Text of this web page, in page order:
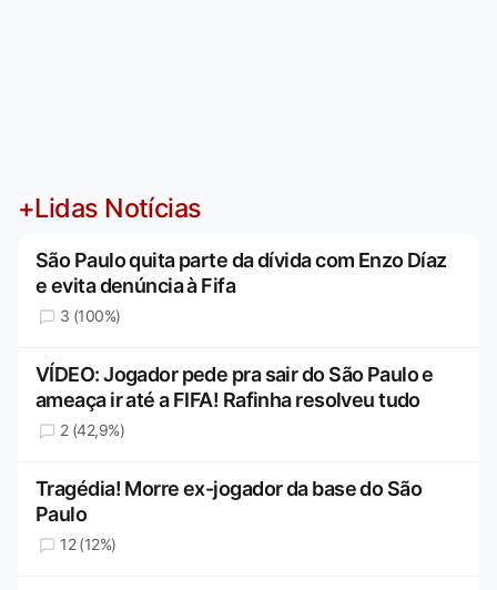
+Lidas Notícias
São Paulo quita parte da dívida com Enzo Díaz
e evita denúncia à Fifa
3 (100%)
VÍDEO: Jogador pede pra sair do São Paulo e
ameaça ir até a FIFA! Rafinha resolveu tudo
2 (42,9%)
Tragédia! Morre ex-jogador da base do São
Paulo
12 (12%)